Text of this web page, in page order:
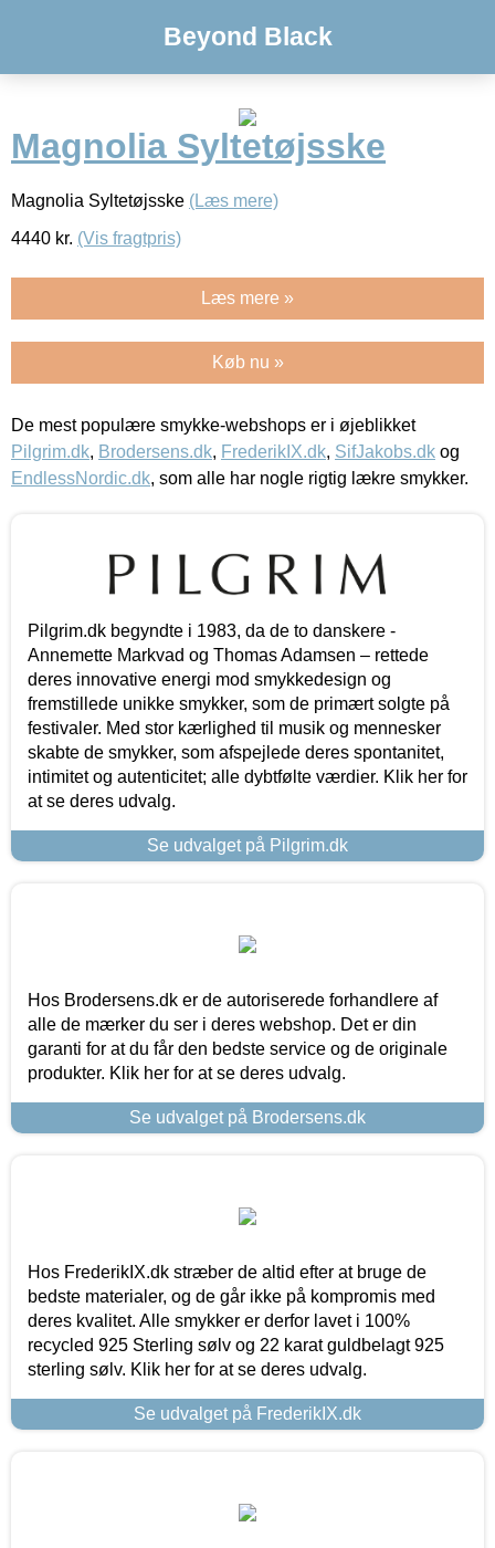
Beyond Black
Magnolia Syltetøjsske
Magnolia Syltetøjsske (Læs mere)
4440 kr. (Vis fragtpris)
Læs mere »
Køb nu »
De mest populære smykke-webshops er i øjeblikket
Pilgrim.dk, Brodersens.dk, FrederikIX.dk, SifJakobs.dk og
EndlessNordic.dk, som alle har nogle rigtig lækre smykker.
Pilgrim.dk begyndte i 1983, da de to danskere -
Annemette Markvad og Thomas Adamsen – rettede
deres innovative energi mod smykkedesign og
fremstillede unikke smykker, som de primært solgte på
festivaler. Med stor kærlighed til musik og mennesker
skabte de smykker, som afspejlede deres spontanitet,
intimitet og autenticitet; alle dybtfølte værdier. Klik her for
at se deres udvalg.
Se udvalget på Pilgrim.dk
Hos Brodersens.dk er de autoriserede forhandlere af
alle de mærker du ser i deres webshop. Det er din
garanti for at du får den bedste service og de originale
produkter. Klik her for at se deres udvalg.
Se udvalget på Brodersens.dk
Hos FrederikIX.dk stræber de altid efter at bruge de
bedste materialer, og de går ikke på kompromis med
deres kvalitet. Alle smykker er derfor lavet i 100%
recycled 925 Sterling sølv og 22 karat guldbelagt 925
sterling sølv. Klik her for at se deres udvalg.
Se udvalget på FrederikIX.dk